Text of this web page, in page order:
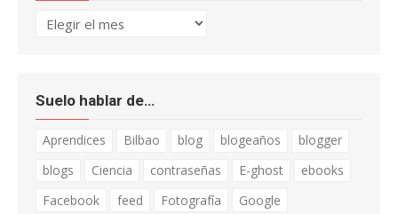
Archivo
Suelo hablar de…
Aprendices Bilbao blog blogeaños
blogger
blogs
Ciencia contraseñas E-ghost
ebooks
Facebook
feed Fotografía
Google